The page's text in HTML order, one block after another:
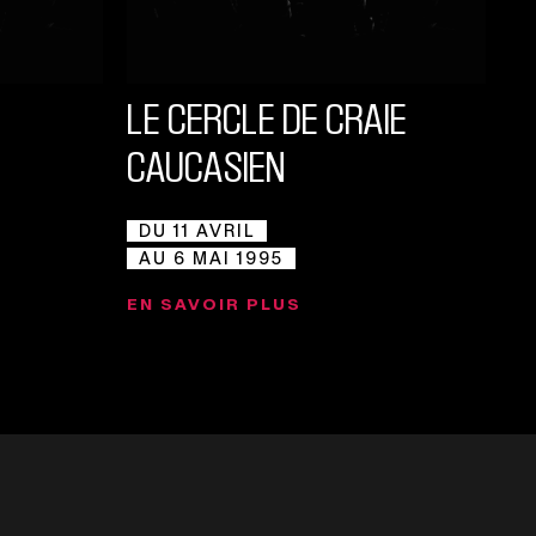
LE CERCLE DE CRAIE
CAUCASIEN
DU 11 AVRIL
AU 6 MAI 1995
EN SAVOIR PLUS